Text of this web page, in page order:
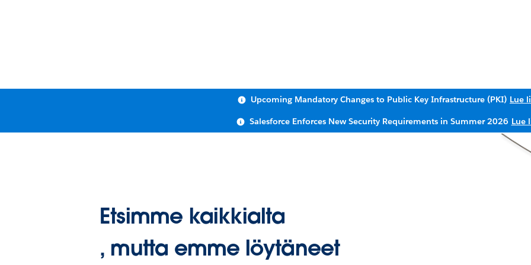
Upcoming Mandatory Changes to Public Key Infrastructure (PKI) Lue
Salesforce Enforces New Security Requirements in Summer 2026 Lue
Etsimme kaikkialta
, mutta emme löytäneet